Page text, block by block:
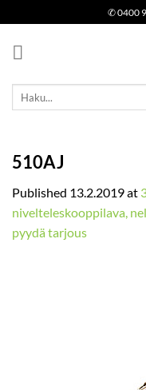
to
content
✆0400
Etsi:
510AJ
Published 13.2.2019at
nivelteleskooppilava,
pyydä tarjous